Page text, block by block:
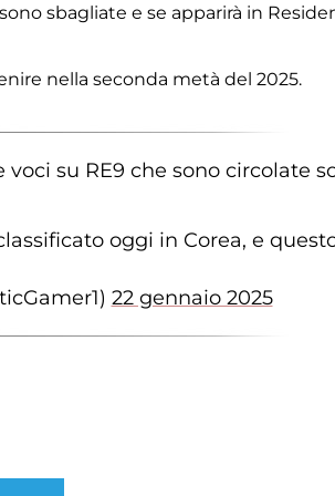
sbagliate e se apparirà in
nella seconda metà del 2025.
su RE9 che sono circolate
oggi in Corea, e
22 gennaio 2025